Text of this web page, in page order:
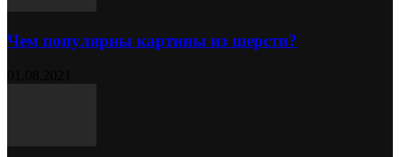
Чем популярны картины из шерсти?